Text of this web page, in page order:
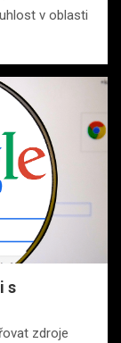
v oblasti
s
zdroje